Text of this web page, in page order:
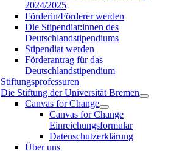
2024/2025
Förderin/Förderer werden
Die Stipendiat:innen des
Deutschlandstipendiums
Stipendiat werden
Förderantrag für das
Deutschlandstipendium
Stiftungsprofessuren
Die Stiftung der Universität Bremen
Canvas for Change
Canvas for Change
Einreichungsformular
Datenschutzerklärung
Über uns